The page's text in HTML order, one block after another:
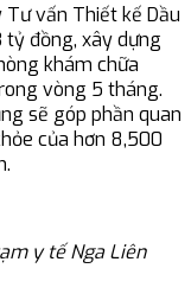
vấn Thiết kế Dầu
tỷ đồng, xây dựng
khám chữa
vòng 5 tháng.
sẽ góp phần quan
của hơn 8,500
y tế Nga Liên